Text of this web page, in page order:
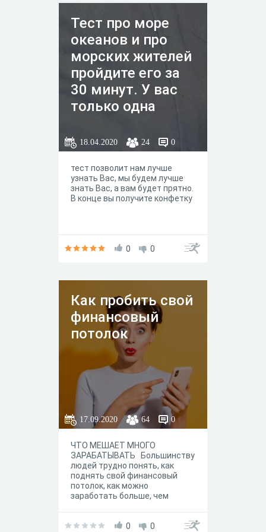
Тест про море
океанов и про
морских жителей
пройдите его за
30 минут. У вас
только одна
внимательны
18.04.2020 24 0
тест позволит нам лучше
узнать Вас, мы будем лучше
знать Вас, а вам будет прятно.
В конце вы получите конфетку
0 0
Как пробить свой
финансовый
потолок
17.09.2020 64 0
ЧТО МЕШАЕТ МНОГО
ЗАРАБАТЫВАТЬ Большинству
людей трудно понять, как
поднять свой финансовый
потолок, как можно
заработать больше, чем
денежные ограничения,
0 0